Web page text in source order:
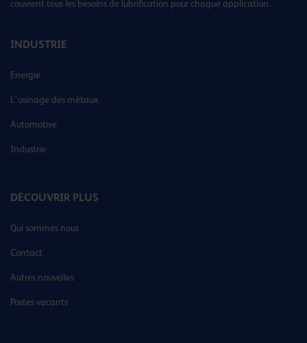
couvrent tous les besoins de lubrification pour chaque application.
INDUSTRIE
Energie
L’usinage des métaux
Automotive
Industrie
DÉCOUVRIR PLUS
Qui sommes nous
Contact
Autres nouvelles
Postes vacants